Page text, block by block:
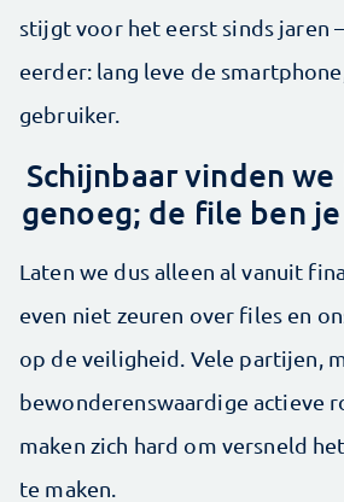
stijgt voor het eerst sinds jaren
eerder: lang leve de
gebruiker.
Schijnbaar vinden
genoeg; de file ben
Laten we dus alleen al vanuit
even niet zeuren over files en
op de veiligheid. Vele partijen,
bewonderenswaardige actieve
maken zich hard om versneld
te maken.